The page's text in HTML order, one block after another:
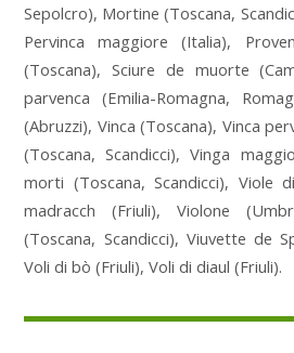
Sepolcro), Mortine (Toscana,
Pervinca maggiore (Italia),
(Toscana), Sciure de muorte
parvenca (Emilia-Romagna,
(Abruzzi), Vinca (Toscana), Vinca
(Toscana, Scandicci), Vinga
morti (Toscana, Scandicci), Viole
madracch (Friuli), Violone
(Toscana, Scandicci), Viuvette de
Voli di bò (Friuli), Voli di diaul (Friuli).